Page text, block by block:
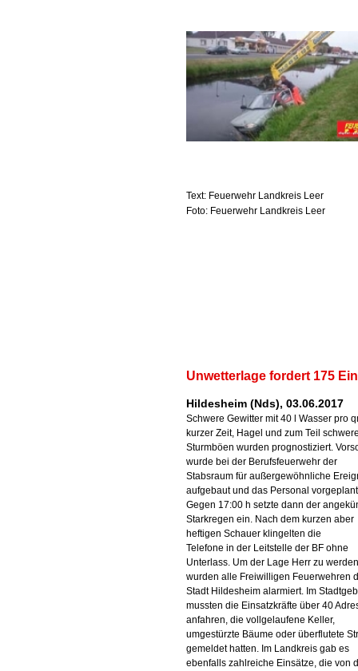
Text: Feuerwehr Landkreis Leer
Foto: Feuerwehr Landkreis Leer
Unwetterlage fordert 175
Hildesheim (Nds), 03.06.2017
Schwere Gewitter mit 40 l Wasser pro
kurzer Zeit, Hagel und zum Teil
Sturmböen wurden prognostiziert.
wurde bei der Berufsfeuerwehr der
Stabsraum für außergewöhnliche
aufgebaut und das Personal
Gegen 17:00 h setzte dann der
Starkregen ein. Nach dem kurzen aber
heftigen Schauer klingelten die
Telefone in der Leitstelle der BF ohne
Unterlass. Um der Lage Herr zu
wurden alle Freiwilligen Feuerwehren
Stadt Hildesheim alarmiert. Im
mussten die Einsatzkräfte über 40
anfahren, die vollgelaufene Keller,
umgestürzte Bäume oder überflutete
gemeldet hatten. Im Landkreis gab es
ebenfalls zahlreiche Einsätze, die von